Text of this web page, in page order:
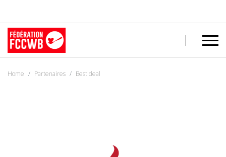
Home Partenaires Best deal